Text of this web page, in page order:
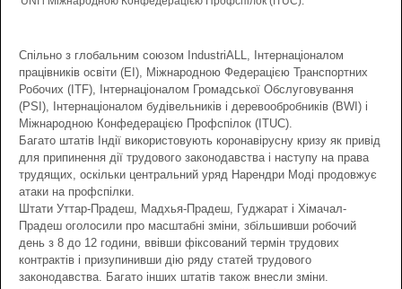
Спільно з глобальним союзом IndustriALL, Інтернаціоналом
працівників освіти (EI), Міжнародною Федерацією Транспортних
Робочих (ITF), Інтернаціоналом Громадської Обслуговування
(PSI), Інтернаціоналом будівельників і деревообробників (BWI) і
Міжнародною Конфедерацією Профспілок (ITUC).
Багато штатів Індії використовують коронавірусну кризу як привід
для припинення дії трудового законодавства і наступу на права
трудящих, оскільки центральний уряд Нарендри Моді продовжує
атаки на профспілки.
Штати Уттар-Прадеш, Мадхья-Прадеш, Гуджарат і Хімачал-
Прадеш оголосили про масштабні зміни, збільшивши робочий
день з 8 до 12 години, ввівши фіксований термін трудових
контрактів і призупинивши дію ряду статей трудового
законодавства. Багато інших штатів також внесли зміни.